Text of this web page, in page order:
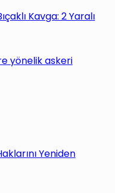
Kavga: 2 Yaralı
yönelik askeri
Yeniden